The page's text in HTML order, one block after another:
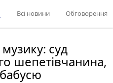
Всі новини Обговорення
суд
шепетівчанина,